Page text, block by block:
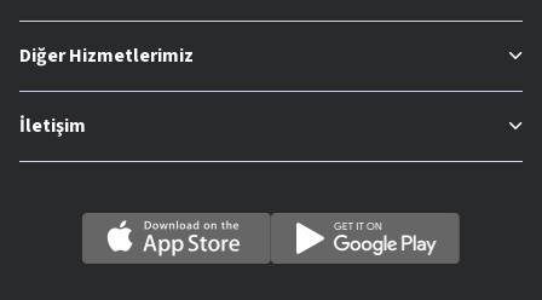
Diğer Hizmetlerimiz
İletişim